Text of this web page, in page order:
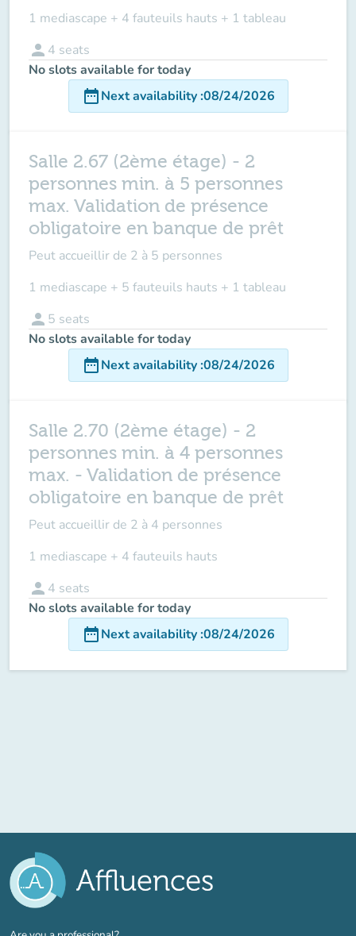
1 mediascape + 4 fauteuils hauts + 1 tableau
person 4 seats
No slots available for today
date_rangeNext availability:08/24/2026
Salle 2.67 (2ème étage) - 2
personnes min. à 5 personnes
max. Validation de présence
obligatoire en banque de prêt
Peut accueillir de 2 à 5 personnes
1 mediascape + 5 fauteuils hauts + 1 tableau
person 5 seats
No slots available for today
date_rangeNext availability:08/24/2026
Salle 2.70 (2ème étage) - 2
personnes min. à 4 personnes
max. - Validation de présence
obligatoire en banque de prêt
Peut accueillir de 2 à 4 personnes
1 mediascape + 4 fauteuils hauts
person 4 seats
No slots available for today
date_rangeNext availability:08/24/2026